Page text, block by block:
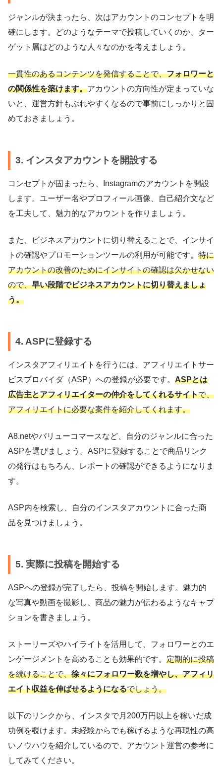
ジャンルが決まったら、次はアカウントのコンセプトを明
確にします。どのようなテーマで投稿していくのか、ター
ゲット層はどのような人々なのかを考えましょう。
一貫性のあるコンテンツを発信することで、フォロワーと
の関係性を築けます。アカウントの方向性が定まっていな
いと、運営方針もぶれやすくなるので事前にしっかりと固
めておきましょう。
3. インスタアカウントを開設する
コンセプトが固まったら、Instagramのアカウントを開設
します。ユーザー名やプロフィール画像、自己紹介文など
を工夫して、魅力的なアカウントを作りましょう。
また、ビジネスアカウントに切り替えることで、インサイ
トの確認やプロモーションツールの利用が可能です。 特に
アカウントの改善のためにインサイトの確認は欠かせない
ので、早い段階でビジネスアカウントに切り替えましょ
う。
4. ASPに登録する
インスタアフィリエイトを行うには、アフィリエイトサー
ビスプロバイダ（ASP）への登録が必要です。 ASPとは
広告主とアフィリエイターの仲介をしてくれるサイトで、
アフィリエイトに必要な案件を紹介してくれます。
A8.netやバリューコマースなど、自分のジャンルに合った
ASPを選びましょう。ASPに登録することで商品リンク
の発行はもちろん、レポートの確認ができるようになりま
す。
ASP内を検索し、自分のインスタアカウントに合った商
品を見つけましょう。
5. 実際に投稿を開始する
ASPへの登録が完了したら、投稿を開始します。魅力的
な写真や動画を撮影し、商品の魅力が伝わるようなキャプ
ションを書きましょう。
ストーリーズやハイライトを活用して、フォロワーとのエ
ンゲージメントを高めることも効果的です。 定期的に投稿
を続けることで、徐々にフォロワー数を増やし、アフィリ
エイト収益を伸ばせるようになるでしょう。
以下のリンクから、インスタで月200万円以上を稼いだ成
功例を覗けます。未経験からでも稼げるような再現性の高
いノウハウを紹介しているので、アカウント運営の参考に
してみてください。